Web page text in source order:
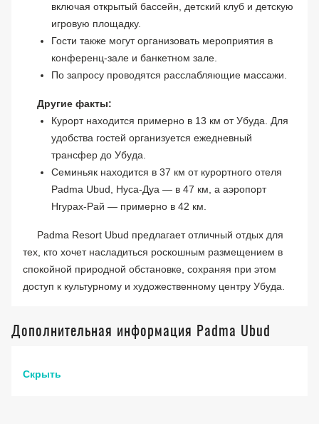
включая открытый бассейн, детский клуб и детскую
игровую площадку.
Гости также могут организовать мероприятия в
конференц-зале и банкетном зале.
По запросу проводятся расслабляющие массажи.
Другие факты:
Курорт находится примерно в 13 км от Убуда. Для
удобства гостей организуется ежедневный
трансфер до Убуда.
Семиньяк находится в 37 км от курортного отеля
Padma Ubud, Нуса-Дуа — в 47 км, а аэропорт
Нгурах-Рай — примерно в 42 км.
Padma Resort Ubud предлагает отличный отдых для
тех, кто хочет насладиться роскошным размещением в
спокойной природной обстановке, сохраняя при этом
доступ к культурному и художественному центру Убуда.
Дополнительная информация Padma Ubud
Скрыть